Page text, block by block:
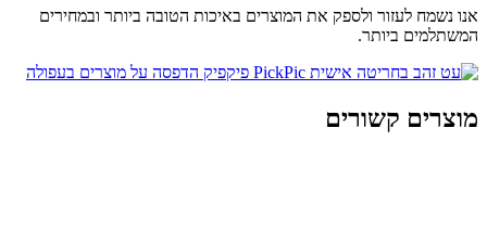
אנו נשמח לעזור ולספק את המוצרים באיכות הטובה ביותר ובמחירים
המשתלמים ביותר.
מוצרים קשורים